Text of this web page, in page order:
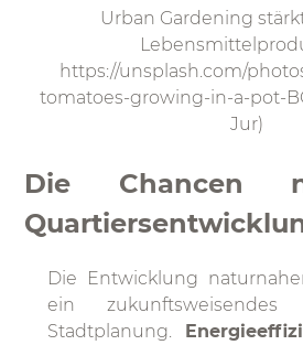
Urban Gardening
https://unsplash.com/
tomatoes-growing-in-a-pot-
Jur)
Die Chancen
Die Entwicklung
ein
Stadtplanung.